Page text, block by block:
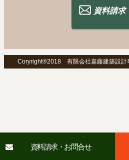
資料請求
Coryright®2018 有限会社嘉藤建築設
資料請求・お問合せ